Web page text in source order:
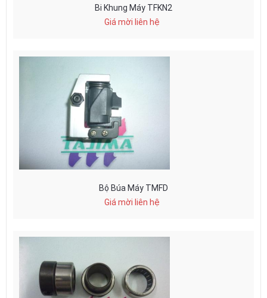
Bi Khung Máy TFKN2
Giá mời liên hệ
Bộ Búa Máy TMFD
Giá mời liên hệ